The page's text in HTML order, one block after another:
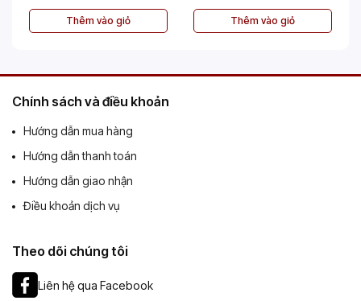
Thêm vào giỏ Thêm vào giỏ
Chính sách và điều khoản
Hướng dẫn mua hàng
Hướng dẫn thanh toán
Hướng dẫn giao nhận
Điều khoản dịch vụ
Theo dõi chúng tôi
Liên hệ qua Facebook